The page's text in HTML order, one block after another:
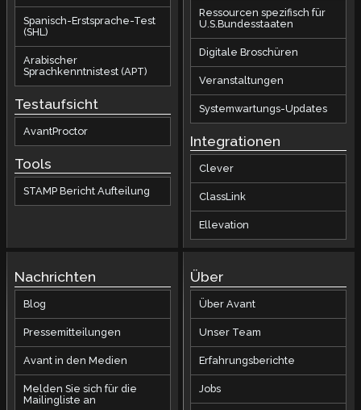
Spanisch-Erstsprache-Test
(SHL)
Arabischer
Sprachkenntnistest (APT)
Testaufsicht
AvantProctor
Tools
STAMP Bericht Aufteilung
Ressourcen spezifisch für
U.S.Bundesstaaten
Digitale Broschüren
Veranstaltungen
Systemwartungs-Updates
Integrationen
Clever
ClassLink
Ellevation
Nachrichten
Blog
Pressemitteilungen
Avant in den Medien
Melden Sie sich für die
Mailingliste an
Über
Über Avant
Unser Team
Erfahrungsberichte
Jobs